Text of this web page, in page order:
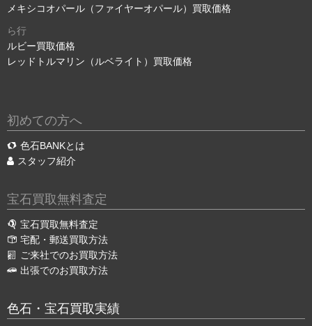
メキシコオパール（ファイヤーオパール）買取価格
ら行
ルビー買取価格
レッドトルマリン（ルベライト）買取価格
初めての方へ
色石BANKとは
スタッフ紹介
宝石買取無料査定
宝石買取無料査定
宅配・郵送買取方法
ご来社でのお買取方法
出張でのお買取方法
色石・宝石買取実績